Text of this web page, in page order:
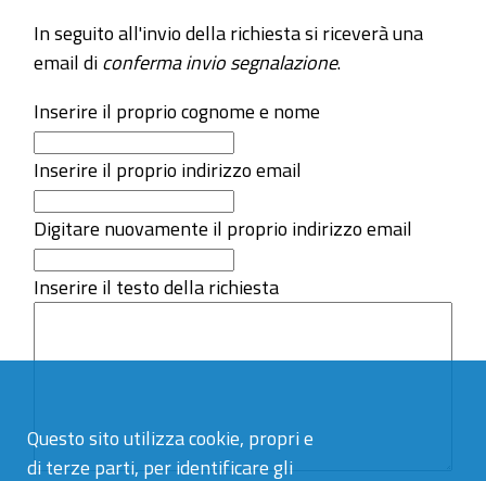
Questo sito utilizza cookie, propri e
di terze parti, per identificare gli
In seguito all'invio della richiesta si riceverà una
email diconferma invio segnalazione.
Inserire il proprio cognome e nome
Inserire il proprio indirizzo email
Digitare nuovamente il proprio indirizzo email
Inserire il testo della richiesta